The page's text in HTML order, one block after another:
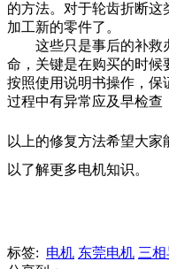
的方法。对于轮齿折断
加工新的零件了。
这些只是事后的补救
命，关键是在购买的时候
按照使用说明书操作，保
过程中有异常应及早检查
以上的修复方法希望大家
以了解更多电机知识。
标签: 电机 东莞电机 三